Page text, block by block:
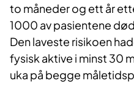
to måneder og ett år
1000 av pasientene
Den laveste risikoen
fysisk aktive i minst 30
uka på begge